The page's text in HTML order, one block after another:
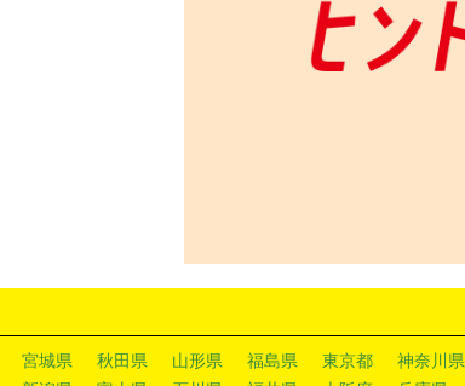
宮城県 秋田県 山形県 福島県 東京都 神奈川県